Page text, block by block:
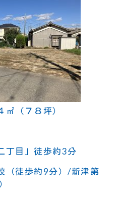
（７８坪）
丁目」徒歩約3分
（徒歩約9分）/新津第